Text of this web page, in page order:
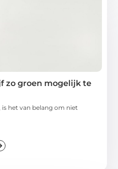
zo groen mogelijk te
is het van belang om niet